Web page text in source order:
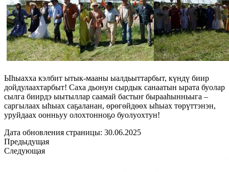
Ыһыахха кэлбит ытык-мааны ыалдьыттарбыт, күндү биир
дойдулаахтарбыт! Саха дьонун сырдык санаатын ырата буолар
сылга биирдэ ыытыллар саамай бастыҥ бырааһынньыга –
саргылаах ыһыах саҕаланан, өрөгөйдөөх ыһыах төрүттэнэн,
уруйдаах оонньуу олохтонноҕо буолуохтун!
Дата обновления страницы: 30.06.2025
Предыдущая
Следующая